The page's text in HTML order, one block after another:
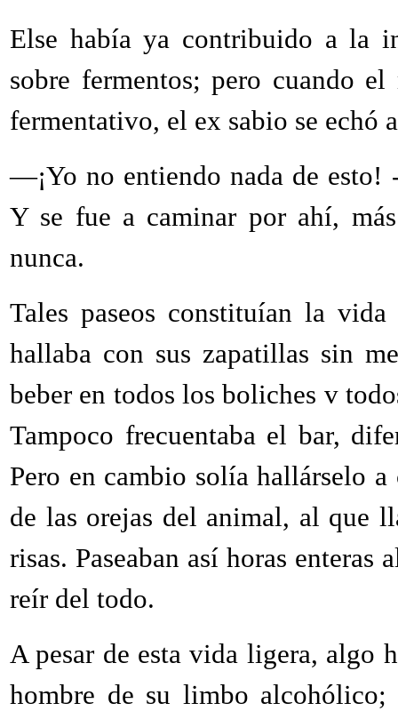
Else había ya contribuido a la
sobre fermentos; pero cuando
fermentativo, el ex sabio se echó
—¡Yo no entiendo nada de esto!
Y se fue a caminar por ahí,
nunca.
Tales paseos constituían la
hallaba con sus zapatillas sin
beber en todos los boliches v
Tampoco frecuentaba el bar,
Pero en cambio solía hallárselo
de las orejas del animal, al que
risas. Paseaban así horas
reír del todo.
A pesar de esta vida ligera, algo
hombre de su limbo